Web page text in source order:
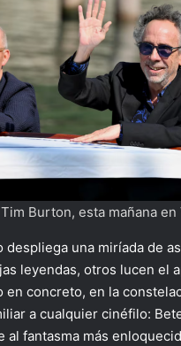
Burton, esta mañana en
despliega una miríada de
leyendas, otros lucen el
en concreto, en la
a cualquier cinéfilo:
al fantasma más